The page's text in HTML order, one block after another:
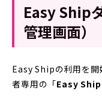
Easy Ship
管理画面）
Easy Shipの利用を開
者専用の「Easy Ship